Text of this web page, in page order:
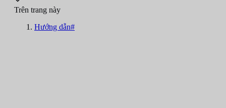
Trên trang này
Hướng dẫn#